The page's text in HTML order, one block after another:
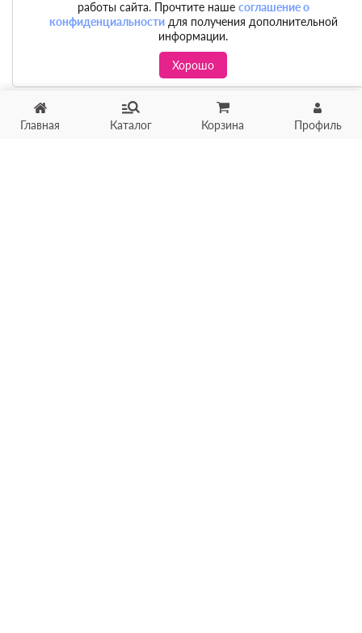
Главная Каталог Корзина Профиль
работы сайта. Прочтите наше соглашение о
конфиденциальностидля получения дополнительной
информации.
Хорошо